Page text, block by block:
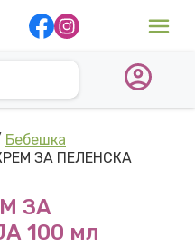
Бебешка
ЗА ПЕЛЕНСКА
ЗА
100 мл